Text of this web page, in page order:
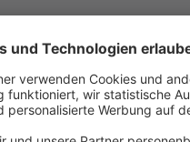
der Ware